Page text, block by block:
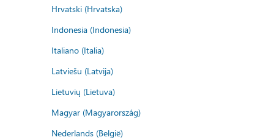
Hrvatski (Hrvatska)
Indonesia (Indonesia)
Italiano (Italia)
Latviešu (Latvija)
Lietuvių (Lietuva)
Magyar (Magyarország)
Nederlands (België)